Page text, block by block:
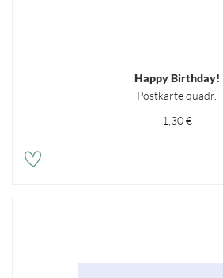
Happy Birthday!
Postkarte quadr.
1,30 €